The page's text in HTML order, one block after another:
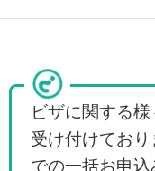
ビザに関する
受け付けてお
での一括お申